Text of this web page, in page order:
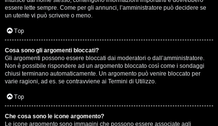
essere lette sempre. Come per gli annunci, l’amministratore può decidere se
un utente vi può scrivere o meno.
Top
Cosa sono gli argomenti bloccati?
Gli argomenti possono essere bloccati dai moderatori o dall’amministratore.
Non è possibile rispondere ad un argomento bloccato così come i sondaggi
chiusi terminano automaticamente. Un argomento può venire bloccato per
varie ragioni, ad es. se contravviene ai Termini di Utilizzo.
Top
Che cosa sono le icone argomento?
Le icone argomento sono immagini che possono essere associate agli
s
a
n
o
n
c
i